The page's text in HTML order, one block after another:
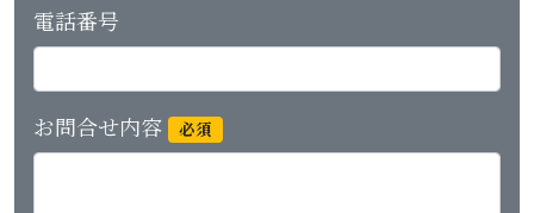
電話番号
お問合せ内容 必須